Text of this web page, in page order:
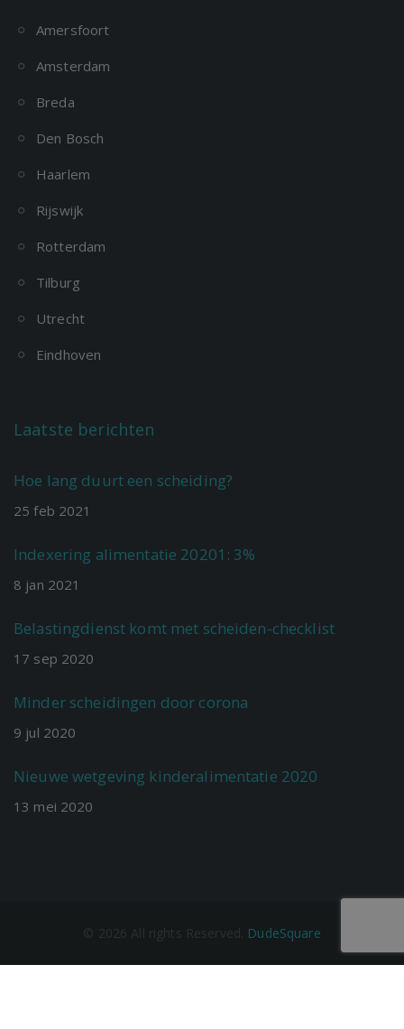
Amersfoort
Amsterdam
Breda
Den Bosch
Haarlem
Rijswijk
Rotterdam
Tilburg
Utrecht
Eindhoven
Laatste berichten
Hoe lang duurt een scheiding?
25 feb 2021
Indexering alimentatie 20201: 3%
8 jan 2021
Belastingdienst komt met scheiden-checklist
17 sep 2020
Minder scheidingen door corona
9 jul 2020
Nieuwe wetgeving kinderalimentatie 2020
13 mei 2020
DudeSquare